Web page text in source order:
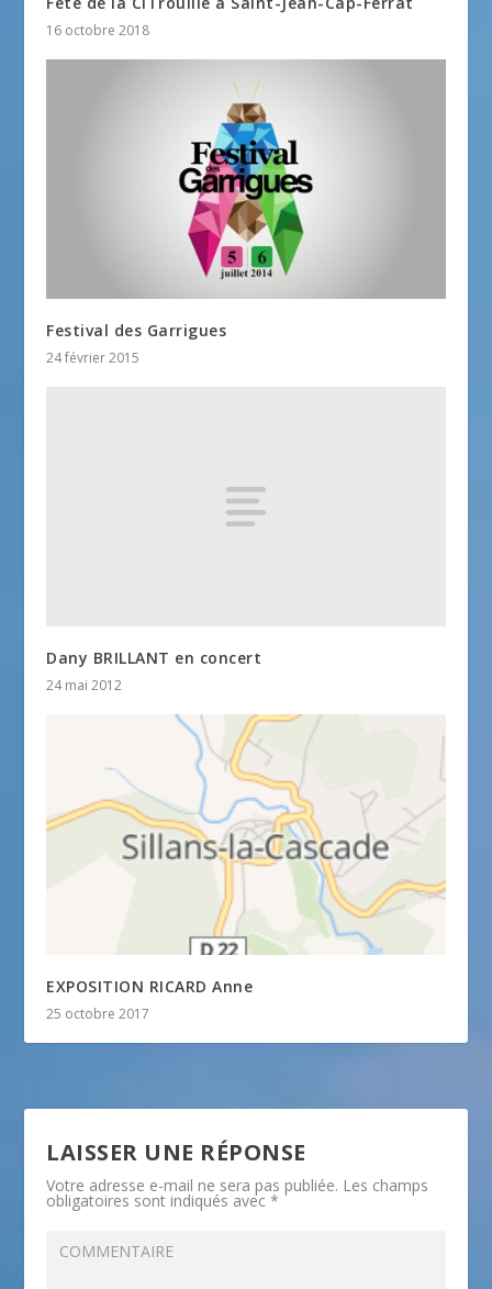
16 octobre 2018
Festival des Garrigues
24 février 2015
Dany BRILLANT en concert
24 mai 2012
EXPOSITION RICARD Anne
25 octobre 2017
LAISSER UNE RÉPONSE
Votre adresse e-mail ne sera pas publiée. Les champs
obligatoires sont indiqués avec*